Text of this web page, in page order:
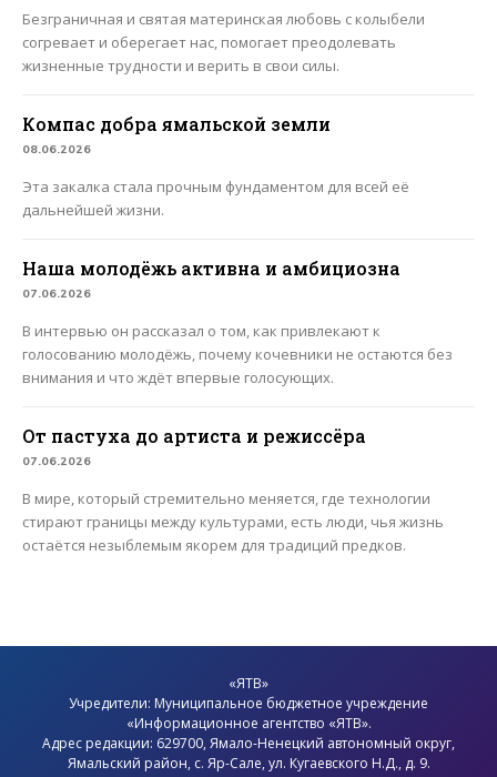
Безграничная и святая материнская любовь с колыбели
согревает и оберегает нас, помогает преодолевать
жизненные трудности и верить в свои силы.
Компас добра ямальской земли
08.06.2026
Эта закалка стала прочным фундаментом для всей её
дальнейшей жизни.
Наша молодёжь активна и амбициозна
07.06.2026
В интервью он рассказал о том, как привлекают к
голосованию молодёжь, почему кочевники не остаются без
внимания и что ждёт впервые голосующих.
От пастуха до артиста и режиссёра
07.06.2026
В мире, который стремительно меняется, где технологии
стирают границы между культурами, есть люди, чья жизнь
остаётся незыблемым якорем для традиций предков.
«ЯТВ»
Учредители: Муниципальное бюджетное учреждение
«Информационное агентство «ЯТВ».
Адрес редакции: 629700, Ямало-Ненецкий автономный округ,
Ямальский район, с. Яр-Сале, ул. Кугаевского Н.Д., д. 9.